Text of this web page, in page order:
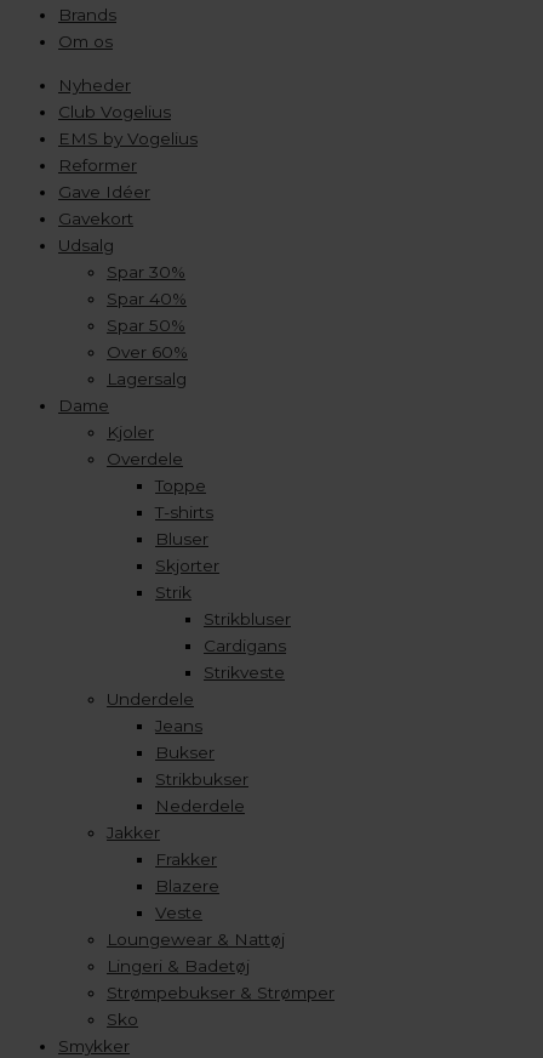
Brands
Om os
Nyheder
Club Vogelius
EMS by Vogelius
Reformer
Gave Idéer
Gavekort
Udsalg
Spar 30%
Spar 40%
Spar 50%
Over 60%
Lagersalg
Dame
Kjoler
Overdele
Toppe
T-shirts
Bluser
Skjorter
Strik
Strikbluser
Cardigans
Strikveste
Underdele
Jeans
Bukser
Strikbukser
Nederdele
Jakker
Frakker
Blazere
Veste
Loungewear & Nattøj
Lingeri & Badetøj
Strømpebukser & Strømper
Sko
Smykker